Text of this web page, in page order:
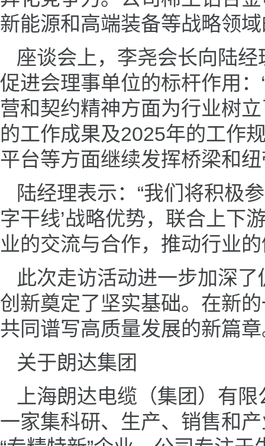
新能源和高端装备等战略领
座谈会上，李尧会长向陆
促进会理事单位的标杆作用
营和契约精神方面为行业树
的工作成果及2025年的工作
平台等方面继续发挥桥梁和
陆经理表示：“我们将积极
字干线’战略优势，联合上下
业的交流与合作，推动行业
此次走访活动进一步加深
创新奠定了坚实基础。在新
共同谱写高质量发展的新篇
关于朗达集团
上海朗达电缆（集团）有
一家集科研、生产、销售和